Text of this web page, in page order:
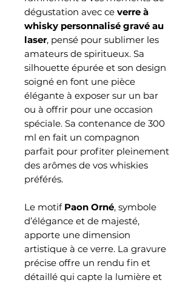
dégustation avec ce verre à
whisky personnalisé gravé au
laser, pensé pour sublimer les
amateurs de spiritueux. Sa
silhouette épurée et son design
soigné en font une pièce
élégante à exposer sur un bar
ou à offrir pour une occasion
spéciale. Sa contenance de 300
ml en fait un compagnon
parfait pour profiter pleinement
des arômes de vos whiskies
préférés.
Le motif Paon Orné, symbole
d’élégance et de majesté,
apporte une dimension
artistique à ce verre. La gravure
précise offre un rendu fin et
détaillé qui capte la lumière et